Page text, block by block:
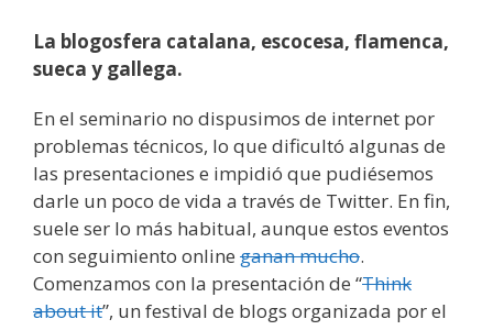
La blogosfera catalana, escocesa, flamenca,
sueca y gallega.
En el seminario no dispusimos de internet por
problemas técnicos, lo que dificultó algunas de
las presentaciones e impidió que pudiésemos
darle un poco de vida a través de Twitter. En fin,
suele ser lo más habitual, aunque estos eventos
con seguimiento online ganan mucho.
Comenzamos con la presentación de “Think
about it”, un festival de blogs organizada por el